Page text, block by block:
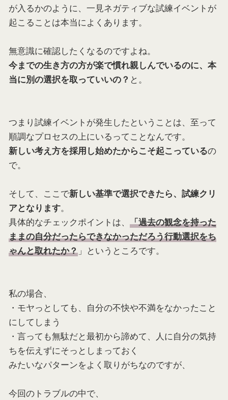
が入るかのように、一見ネガティブな試練イベントが
起こることは本当によくあります。
無意識に確認したくなるのですよね。
今までの生き方の方が楽で慣れ親しんでいるのに、本
当に別の選択を取っていいの？ と。
つまり試練イベントが発生したということは、至って
順調なプロセスの上にいるってことなんです。
新しい考え方を採用し始めたからこそ起こっているの
で。
そして、ここで新しい基準で選択できたら、試練クリ
アとなります。
具体的なチェックポイントは、 「過去の観念を持った
ままの自分だったらできなかっただろう行動選択をち
ゃんと取れたか？ 」というところです。
私の場合、
・モヤっとしても、自分の不快や不満をなかったこと
にしてしまう
・言っても無駄だと最初から諦めて、人に自分の気持
ちを伝えずにそっとしまっておく
みたいなパターンをよく取りがちなのですが、
今回のトラブルの中で、